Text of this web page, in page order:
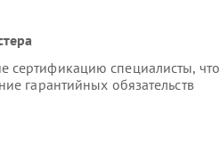
сертификацию специалисты, что
гарантийных обязательств